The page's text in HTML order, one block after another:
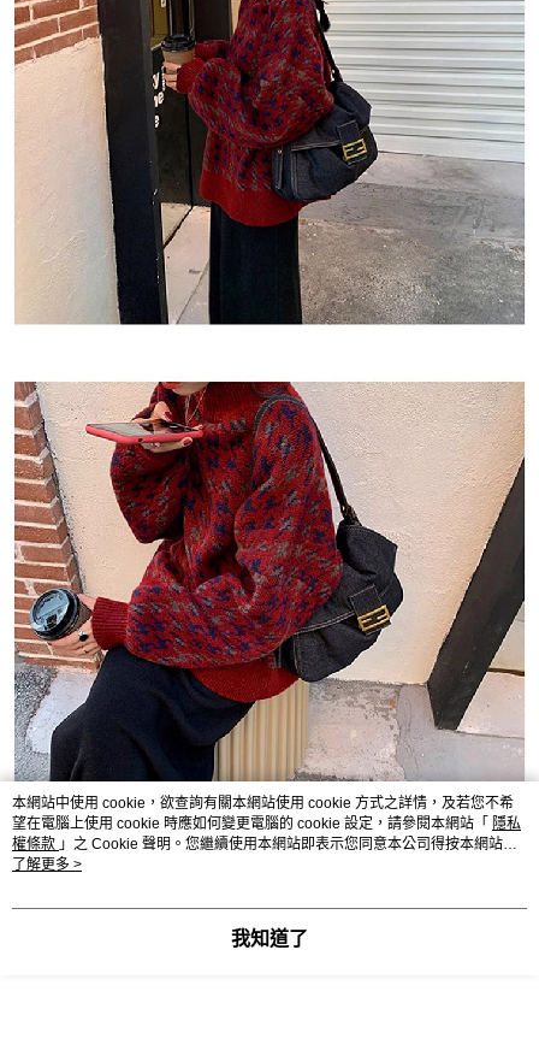
本網站中使用 cookie，欲查詢有關本網站使用 cookie 方式之詳情，及若您不希
望在電腦上使用 cookie 時應如何變更電腦的 cookie 設定，請參閱本網站「 隱私
權條款 」之 Cookie 聲明。您繼續使用本網站即表示您同意本公司得按本網站使
用條款之 Cookie 聲明使用 cookie。
了解更多 >
我知道了